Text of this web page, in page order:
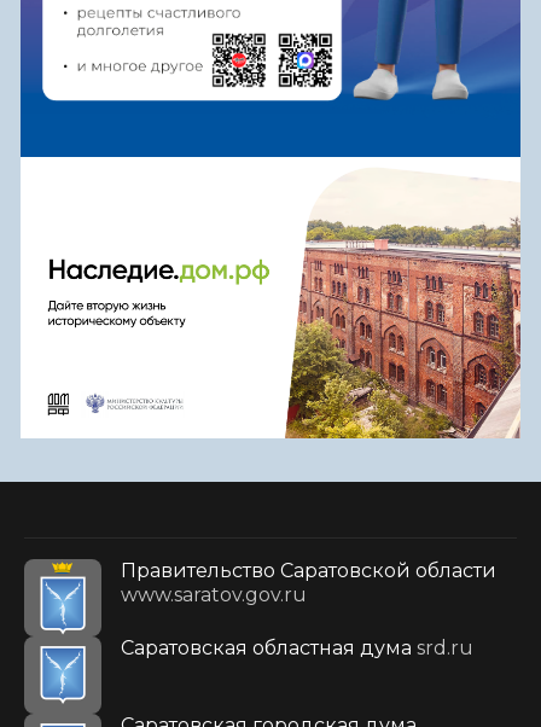
Правительство Саратовской области
www.saratov.gov.ru
Саратовская областная дума srd.ru